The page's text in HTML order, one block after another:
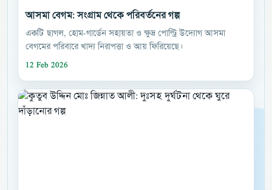
আসমা বেগম: সংগ্রাম থেকে পরিবর্তনের গল্প
একটি ছাগল, হোম-গার্ডেন সহায়তা ও ক্ষুদ্র পোল্ট্রি উদ্যোগ আসমা
বেগমের পরিবারে খাদ্য নিরাপত্তা ও আয় ফিরিয়েছে।
12 Feb 2026